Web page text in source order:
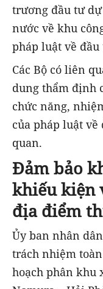
trương đầu tư
nước về khu
pháp luật về
Các Bộ có liên
dung thẩm định
chức năng,
của pháp luật
quan.
Đảm bảo
khiếu kiện
địa điểm
Ủy ban nhân
trách nhiệm
hoạch phân khu